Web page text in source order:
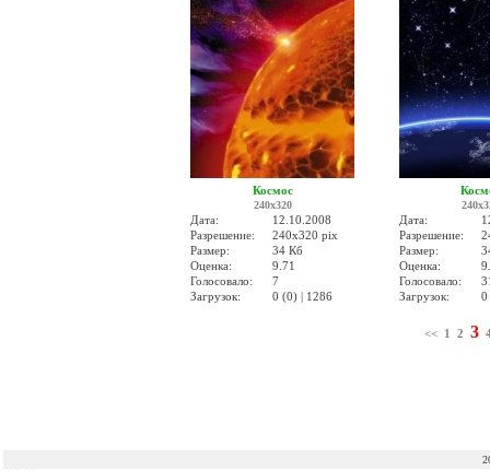
Космос
240x320
Дата:
12.10.2008
Разрешение:
240x320 pix
Размер:
34 Кб
Оценка:
9.71
Голосовало:
7
Загрузок:
0 (0) | 1286
Дата:
Разрешение:
Размер:
Оценка:
Голосовало:
Загрузок:
0
<< 1 2 3